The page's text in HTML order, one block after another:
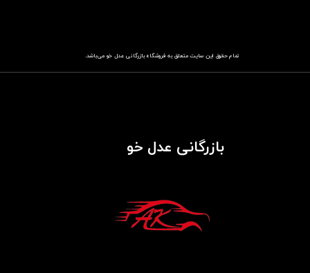
تمام حقوق این سایت متعلق به فروشگاهباز​​​​​​​رگانی عدل خو می‌باشد.
بازرگانی عدل خو